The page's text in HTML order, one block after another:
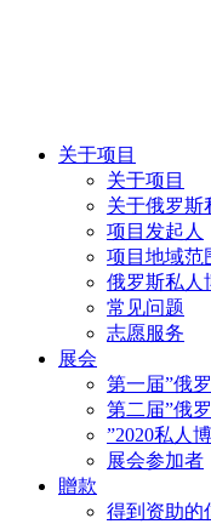
关于项目
关于项目
关于俄罗斯
项目发起人
项目地域范
俄罗斯私人
常见问题
志愿服务
展会
第一届”俄
第二届”俄
”2020私人
展会参加者
贈款
得到资助的